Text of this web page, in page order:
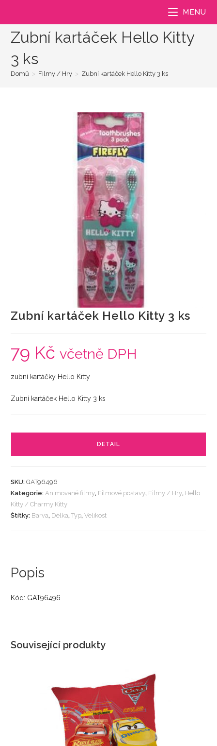
MENU
Zubní kartáček Hello Kitty
3 ks
Domů > Filmy / Hry > Zubní kartáček Hello Kitty 3 ks
Zubní kartáček Hello Kitty 3 ks
79 Kč včetně DPH
zubní kartáčky Hello Kitty
Zubní kartáček Hello Kitty 3 ks
DETAIL
SKU:GAT96496
Kategorie:Animované filmy, Filmové postavy, Filmy / Hry, Hello
Kitty / Charmy Kitty
Štítky: Barva, Délka,Typ,Velikost
Popis
Kód: GAT96496
Související produkty